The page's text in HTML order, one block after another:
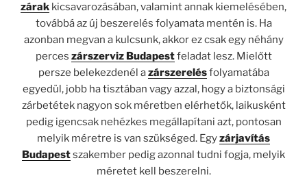
zárak kicsavarozásában, valamint annak kiemelésében,
továbbá az új beszerelés folyamata mentén is. Ha
azonban megvan a kulcsunk, akkor ez csak egy néhány
perces zárszerviz Budapestfeladat lesz. Mielőtt
persze belekezdenél azárszerelésfolyamatába
egyedül, jobb ha tisztában vagy azzal, hogy a biztonsági
zárbetétek nagyon sok méretben elérhetők, laikusként
pedig igencsak nehézkes megállapítani azt, pontosan
melyik méretre is van szükséged. Egyzárjavítás
Budapestszakember pedig azonnal tudni fogja, melyik
méretet kell beszerelni.